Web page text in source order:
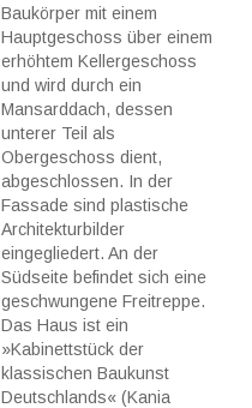
Baukörper mit einem
Hauptgeschoss über einem
erhöhtem Kellergeschoss
und wird durch ein
Mansarddach, dessen
unterer Teil als
Obergeschoss dient,
abgeschlossen. In der
Fassade sind plastische
Architekturbilder
eingegliedert. An der
Südseite befindet sich eine
geschwungene Freitreppe.
Das Haus ist ein
»Kabinettstück der
klassischen Baukunst
Deutschlands« (Kania